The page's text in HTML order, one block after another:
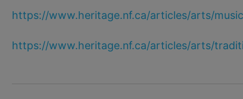
https://www.heritage.nf.ca/articles/arts/
https://www.heritage.nf.ca/articles/arts/